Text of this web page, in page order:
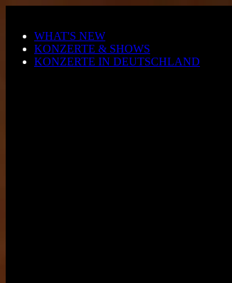
WHAT'S NEW
KONZERTE & SHOWS
KONZERTE IN DEUTSCHLAND